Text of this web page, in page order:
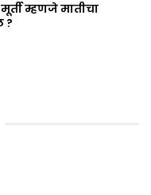
म्हणजे मातीचा
?